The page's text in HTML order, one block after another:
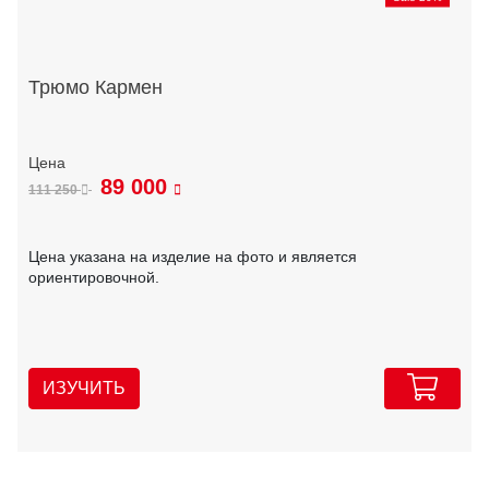
Трюмо Кармен
111 250 89 000
Цена указана на изделие на фото и является
ориентировочной.
ИЗУЧИТЬ